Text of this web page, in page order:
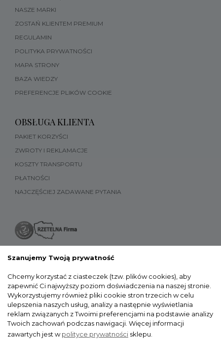
NASZE MARKI
ZOSTAŃ KLIENTEM PREMIUM
REGULAMIN
POLITYKA PRYWATNOŚCI
MAPA STRONY
BAZA WIEDZY
PREFERENCJE PLIKÓW COOKIE
OBSŁUGA KLIENTA
PAKIET KORZYŚCI
ZWROTY I REKLAMACJE
KOSZTY TRANSPORTU
PŁATNOŚCI
NAJCZĘŚCIEJ ZADAWANE PYTANIA
Szanujemy Twoją prywatność
Chcemy korzystać z ciasteczek (tzw. plików cookies), aby
zapewnić Ci najwyższy poziom doświadczenia na naszej stronie.
Wykorzystujemy również pliki cookie stron trzecich w celu
ulepszenia naszych usług, analizy a następnie wyświetlania
reklam związanych z Twoimi preferencjami na podstawie analizy
Twoich zachowań podczas nawigacji. Więcej informacji
zawartych jest wpolityce prywatności sklepu.